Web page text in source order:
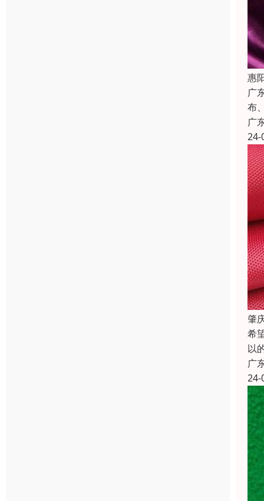
惠
广
布
广
24-
肇
希
以
广
24-